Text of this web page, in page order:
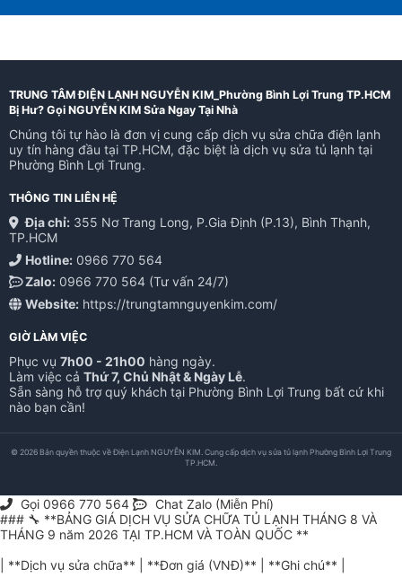
TRUNG TÂM ĐIỆN LẠNH NGUYỄN KIM_Phường Bình Lợi Trung TP.HCM
Bị Hư? Gọi NGUYỄN KIM Sửa Ngay Tại Nhà
Chúng tôi tự hào là đơn vị cung cấp dịch vụ sửa chữa điện lạnh
uy tín hàng đầu tại TP.HCM, đặc biệt là dịch vụ sửa tủ lạnh tại
Phường Bình Lợi Trung.
THÔNG TIN LIÊN HỆ
Địa chỉ:355 Nơ Trang Long, P.Gia Định (P.13), Bình Thạnh,
TP.HCM
Hotline:0966 770 564
Zalo:0966 770 564 (Tư vấn 24/7)
Website:https://trungtamnguyenkim.com/
GIỜ LÀM VIỆC
Phục vụ 7h00 - 21h00 hàng ngày.
Làm việc cả Thứ 7, Chủ Nhật & Ngày Lễ.
Sẵn sàng hỗ trợ quý khách tại Phường Bình Lợi Trung bất cứ khi
nào bạn cần!
© 2026 Bản quyền thuộc về Điện Lạnh NGUYỄN KIM. Cung cấp dịch vụ sửa tủ lạnh Phường Bình Lợi Trung
TP.HCM.
Gọi 0966 770 564
Chat Zalo (Miễn Phí)
### 🔧 **BẢNG GIÁ DỊCH VỤ SỬA CHỮA TỦ LẠNH THÁNG 8 VÀ
THÁNG 9 năm 2026 TẠI TP.HCM VÀ TOÀN QUỐC **
| **Dịch vụ sửa chữa** | **Đơn giá (VNĐ)** | **Ghi chú** |